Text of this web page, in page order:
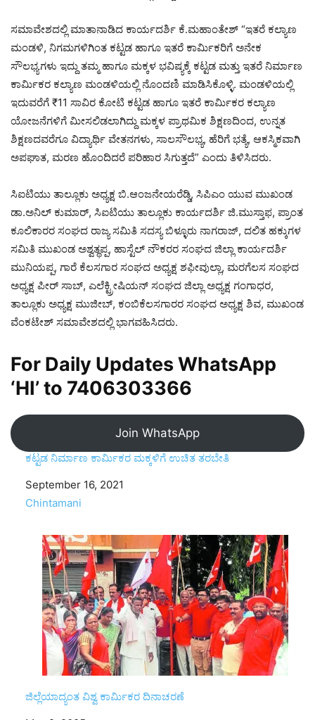
ಸಮಾವೇಶದಲ್ಲಿ ಮಾತಾನಾಡಿದ ಕಾರ್ಯದರ್ಶಿ ಕೆ.ಮಹಾಂತೇಶ್ “ಇತರೆ ಕಲ್ಯಾಣ
ಮಂಡಳಿ, ನಿಗಮಗಳಿಗಿಂತ ಕಟ್ಟಡ ಹಾಗೂ ಇತರೆ ಕಾರ್ಮಿಕರಿಗೆ ಅನೇಕ
ಸೌಲಭ್ಯಗಳು ಇದ್ದು ತಮ್ಮ ಹಾಗೂ ಮಕ್ಕಳ ಭವಿಷ್ಯಕ್ಕೆ ಕಟ್ಟಡ ಮತ್ತು ಇತರೆ ನಿರ್ಮಾಣ
ಕಾರ್ಮಿಕರ ಕಲ್ಯಾಣ ಮಂಡಳಿಯಲ್ಲಿ ನೊಂದಣಿ ಮಾಡಿಸಿಕೊಳ್ಳಿ. ಮಂಡಳಿಯಲ್ಲಿ
ಇದುವರೆಗೆ ₹11 ಸಾವಿರ ಕೋಟಿ ಕಟ್ಟಡ ಹಾಗೂ ಇತರೆ ಕಾರ್ಮಿಕರ ಕಲ್ಯಾಣ
ಯೋಜನೆಗಳಿಗೆ ಮೀಸಲಿಡಲಾಗಿದ್ದು ಮಕ್ಕಳ ಪ್ರಾಥಮಿಕ ಶಿಕ್ಷಣದಿಂದ, ಉನ್ನತ
ಶಿಕ್ಷಣದವರೆಗೂ ವಿದ್ಯಾರ್ಥಿ ವೇತನಗಳು, ಸಾಲಸೌಲಭ್ಯ, ಹೆರಿಗೆ ಭತ್ಯೆ, ಆಕಸ್ಮಿಕವಾಗಿ
ಅಪಘಾತ, ಮರಣ ಹೊಂದಿದರೆ ಪರಿಹಾರ ಸಿಗುತ್ತದೆ” ಎಂದು ತಿಳಿಸಿದರು.
ಸಿಐಟಿಯು ತಾಲ್ಲೂಕು ಅಧ್ಯಕ್ಷ ಬಿ.ಆಂಜನೇಯರೆಡ್ಡಿ, ಸಿಪಿಎಂ ಯುವ ಮುಖಂಡ
ಡಾ.ಅನಿಲ್ ಕುಮಾರ್, ಸಿಐಟಿಯು ತಾಲ್ಲೂಕು ಕಾರ್ಯದರ್ಶಿ ಜಿ.ಮುಸ್ತಾಫ, ಪ್ರಾಂತ
ಕೂಲಿಕಾರರ ಸಂಘದ ರಾಜ್ಯ ಸಮಿತಿ ಸದಸ್ಯ ಬಿಳ್ಳೂರು ನಾಗರಾಜ್, ದಲಿತ ಹಕ್ಕುಗಳ
ಸಮಿತಿ ಮುಖಂಡ ಅಶ್ವತ್ಥಪ್ಪ, ಹಾಸ್ಟೆಲ್ ನೌಕರರ ಸಂಘದ ಜಿಲ್ಲಾ ಕಾರ್ಯದರ್ಶಿ
ಮುನಿಯಪ್ಪ, ಗಾರೆ ಕೆಲಸಗಾರ ಸಂಘದ ಅಧ್ಯಕ್ಷ ಶಫೀವುಲ್ಲಾ, ಮರಗೆಲಸ ಸಂಘದ
ಅಧ್ಯಕ್ಷ ಪೀರ್ ಸಾಬ್, ಎಲೆಕ್ಟ್ರೀಷಿಯನ್ ಸಂಘದ ಜಿಲ್ಲಾ ಅಧ್ಯಕ್ಷ ಗಂಗಾಧರ,
ತಾಲ್ಲೂಕು ಅಧ್ಯಕ್ಷ ಮುಜೀಬ್, ಕಂಬಿಕೆಲಸಗಾರರ ಸಂಘದ ಅಧ್ಯಕ್ಷ ಶಿವ, ಮುಖಂಡ
ವೆಂಕಟೇಶ್ ಸಮಾವೇಶದಲ್ಲಿ ಭಾಗವಹಿಸಿದರು.
For Daily Updates WhatsApp
‘HI’ to 7406303366
Join WhatsApp
ಕಟ್ಟಡ ನಿರ್ಮಾಣ ಕಾರ್ಮಿಕರ ಮಕ್ಕಳಿಗೆ ಉಚಿತ ತರಬೇತಿ
Date
September 16, 2021
In relation to
Chintamani
ಜಿಲ್ಲೆಯಾದ್ಯಂತ ವಿಶ್ವ ಕಾರ್ಮಿಕರ ದಿನಾಚರಣೆ